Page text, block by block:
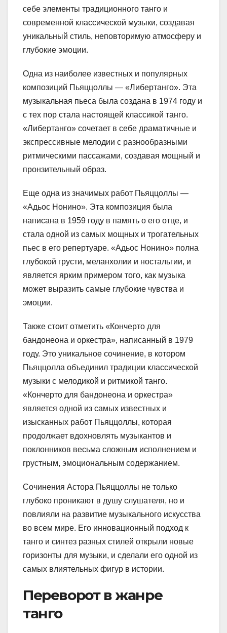
себе элементы традиционного танго и
современной классической музыки, создавая
уникальный стиль, неповторимую атмосферу и
глубокие эмоции.
Одна из наиболее известных и популярных
композиций Пьяццоллы — «Либертанго». Эта
музыкальная пьеса была создана в 1974 году и
с тех пор стала настоящей классикой танго.
«Либертанго» сочетает в себе драматичные и
экспрессивные мелодии с разнообразными
ритмическими пассажами, создавая мощный и
пронзительный образ.
Еще одна из значимых работ Пьяццоллы —
«Адьос Нонино». Эта композиция была
написана в 1959 году в память о его отце, и
стала одной из самых мощных и трогательных
пьес в его репертуаре. «Адьос Нонино» полна
глубокой грусти, меланхолии и ностальгии, и
является ярким примером того, как музыка
может выразить самые глубокие чувства и
эмоции.
Также стоит отметить «Кончерто для
бандонеона и оркестра», написанный в 1979
году. Это уникальное сочинение, в котором
Пьяццолла объединил традиции классической
музыки с мелодикой и ритмикой танго.
«Кончерто для бандонеона и оркестра»
является одной из самых известных и
изысканных работ Пьяццоллы, которая
продолжает вдохновлять музыкантов и
поклонников весьма сложным исполнением и
грустным, эмоциональным содержанием.
Сочинения Астора Пьяццоллы не только
глубоко проникают в душу слушателя, но и
повлияли на развитие музыкального искусства
во всем мире. Его инновационный подход к
танго и синтез разных стилей открыли новые
горизонты для музыки, и сделали его одной из
самых влиятельных фигур в истории.
Переворот в жанре
танго